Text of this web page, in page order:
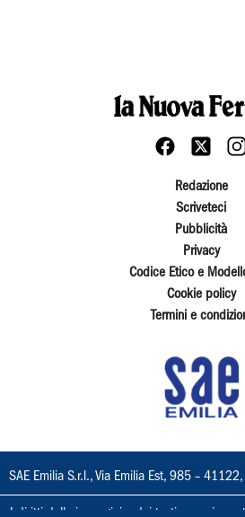
Redazione
Scriveteci
Pubblicità
Privacy
Codice Etico e
Cookie policy
Termini e
SAE Emilia S.r.l., Via Emilia Est, 985 –
I diritti delle immagini e dei testi sono